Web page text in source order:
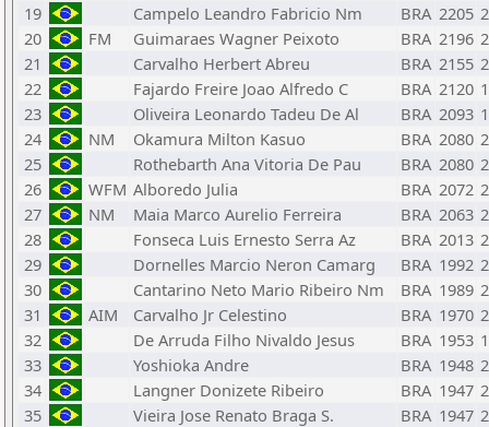
19
Campelo Leandro Fabricio Nm BRA 2205
20
FM Guimaraes Wagner Peixoto BRA 2196
21
Carvalho Herbert Abreu BRA 2155
22
Fajardo Freire Joao Alfredo C BRA 2120
23
Oliveira Leonardo Tadeu De Al BRA 2093
24
NM Okamura Milton Kasuo BRA 2080
25
Rothebarth Ana Vitoria De Pau BRA 2080
26
WFM Alboredo Julia BRA 2072
27
NM Maia Marco Aurelio Ferreira BRA 2063
28
Fonseca Luis Ernesto Serra Az BRA 2013
29
Dornelles Marcio Neron Camarg BRA 1992
30
Cantarino Neto Mario Ribeiro Nm BRA 1989
31
AIM Carvalho Jr Celestino BRA 1970
32
De Arruda Filho Nivaldo Jesus BRA 1953
33
Yoshioka Andre BRA 1948
34
Langner Donizete Ribeiro BRA 1947
35
Vieira Jose Renato Braga S. BRA 1947